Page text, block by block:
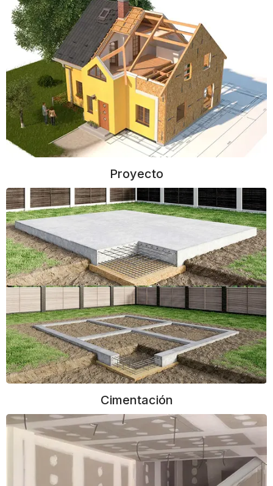
Proyecto
Cimentación